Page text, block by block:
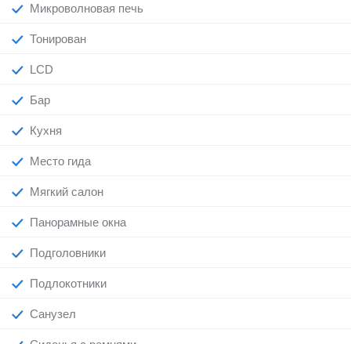
Микроволновая печь
Тонирован
LCD
Бар
Кухня
Место гида
Мягкий салон
Панорамные окна
Подголовники
Подлокотники
Санузел